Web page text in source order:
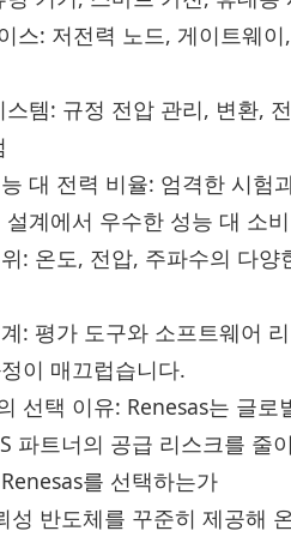
스: 저전력 노드, 게이트웨
템: 규정 전압 관리, 변환,
대 전력 비율: 엄격한 시
계에서 우수한 성능 대 소
: 온도, 전압, 주파수의 다
: 평가 도구와 소프트웨어
이 매끄럽습니다.
선택 이유: Renesas는 글
파트너의 공급 리스크를 줄
를 선택하는가
성 반도체를 꾸준히 제공해